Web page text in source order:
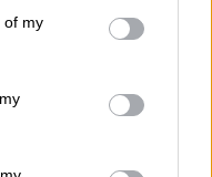
You may click to
its third-party tags to
in below Google
of my
πρόσβαση και
ελληνική
και ειδικότερα
στην Ελλάδα –